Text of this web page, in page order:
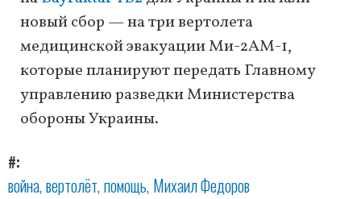
новый сбор — на три вертолета
медицинской эвакуации Ми-2АМ-1,
которые планируют передать Главному
управлению разведки Министерства
обороны Украины.
#
война вертолёт помощь Михаил Федоров